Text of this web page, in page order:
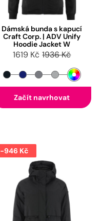
Dámská bunda s kapucí
Craft Corp. | ADV Unify
Hoodie Jacket W
1619 Kč 1936 Kč
Začít navrhovat
-946 Kč